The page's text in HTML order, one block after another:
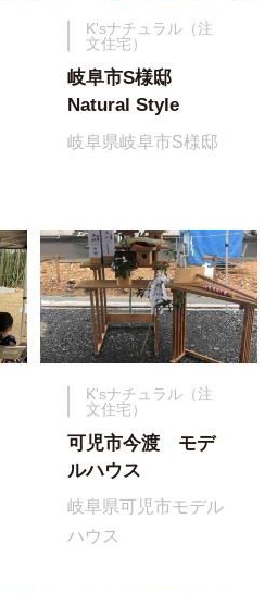
K'sナチュラル（注
文住宅）
岐阜市S様邸
Natural Style
岐阜県岐阜市S様邸
K'sナチュラル（注
文住宅）
可児市今渡 モデ
ルハウス
岐阜県可児市モデル
ハウス